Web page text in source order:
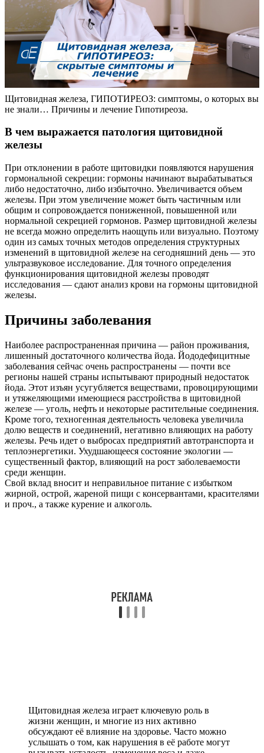
Щитовидная железа, ГИПОТИРЕОЗ: симптомы, о которых вы
не знали… Причины и лечение Гипотиреоза.
В чем выражается патология щитовидной
железы
При отклонении в работе щитовидки появляются нарушения
гормональной секреции: гормоны начинают вырабатываться
либо недостаточно, либо избыточно. Увеличивается объем
железы. При этом увеличение может быть частичным или
общим и сопровождается пониженной, повышенной или
нормальной секрецией гормонов. Размер щитовидной железы
не всегда можно определить наощупь или визуально. Поэтому
один из самых точных методов определения структурных
изменений в щитовидной железе на сегодняшний день — это
ультразвуковое исследование. Для точного определения
функционирования щитовидной железы проводят
исследования — сдают анализ крови на гормоны щитовидной
железы.
Причины заболевания
Наиболее распространенная причина — район проживания,
лишенный достаточного количества йода. Йододефицитные
заболевания сейчас очень распространены — почти все
регионы нашей страны испытывают природный недостаток
йода. Этот изъян усугубляется веществами, провоцирующими
и утяжеляющими имеющиеся расстройства в щитовидной
железе — уголь, нефть и некоторые растительные соединения.
Кроме того, техногенная деятельность человека увеличила
долю веществ и соединений, негативно влияющих на работу
железы. Речь идет о выбросах предприятий автотранспорта и
теплоэнергетики. Ухудшающееся состояние экологии —
существенный фактор, влияющий на рост заболеваемости
среди женщин.
Свой вклад вносит и неправильное питание с избытком
жирной, острой, жареной пищи с консервантами, красителями
и проч., а также курение и алкоголь.
Щитовидная железа играет ключевую роль в
жизни женщин, и многие из них активно
обсуждают её влияние на здоровье. Часто можно
услышать о том, как нарушения в её работе могут